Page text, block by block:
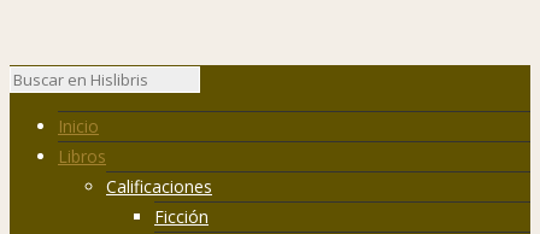
Inicio
Libros
Calificaciones
Ficción